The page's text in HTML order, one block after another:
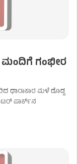
ಮಂದಿಗೆ ಗಂಭೀರ
ಧಾರಾಕಾರ ಮಳೆ ದೊಡ್ಡ
ಪಾರ್ಕ್‌ನ